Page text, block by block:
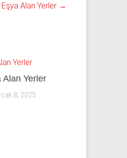
Alan Yerler →
Yerler
8, 2025